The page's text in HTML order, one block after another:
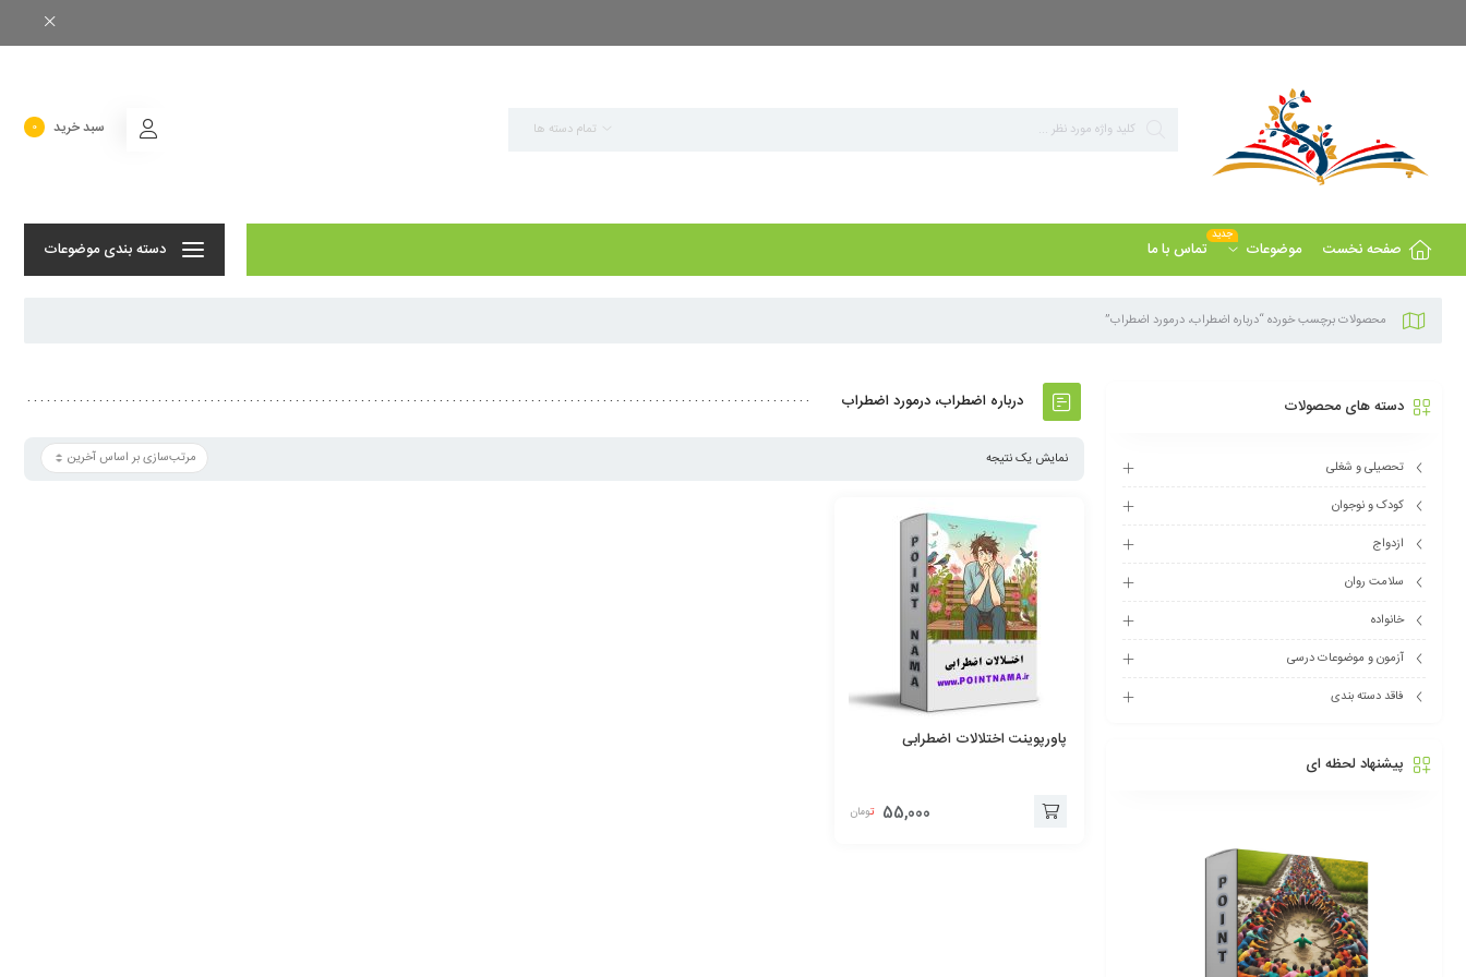
تمام دسته ها سبد خرید 0
صفحه نخست موضوعات
جدید
تماس با ما دسته بندی موضوعات
محصولات برچسب خورده “درباره اضطراب، درمورد اضطراب”
دسته های محصولات
تحصیلی و شغلی
کودک و نوجوان
ازدواج
سلامت روان
خانواده
آزمون و موضوعات درسی
فاقد دسته بندی
پیشنهاد لحظه ای
درباره اضطراب، درمورد اضطراب
نمایش یک نتیجه
پاورپوینت اختلالات اضطرابی
55,000 تومان